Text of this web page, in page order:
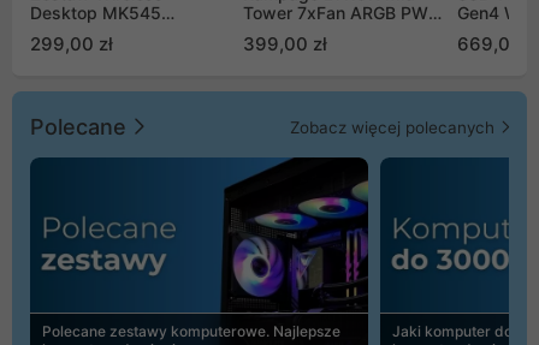
Desktop MK545
299,00 zł
Tower 7xFan ARGB PWM
399,00 zł
Gen4
669,00
Polecane Zobacz więcej polecanych
Polecane zestawy komputerowe. Najlepsze
Jaki komputer do